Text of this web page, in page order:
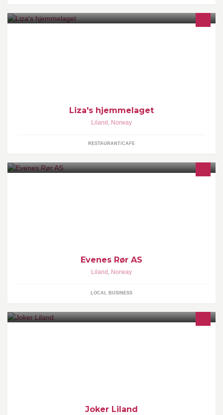
Liza's hjemmelaget
Liland , Norway
RESTAURANT/CAFE
Evenes Rør AS
Liland , Norway
LOCAL BUSINESS
Joker Liland